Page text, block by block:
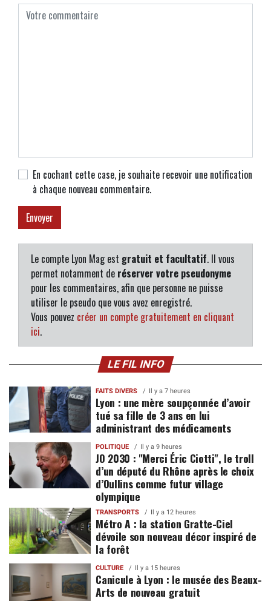
En cochant cette case, je souhaite recevoir une notification
à chaque nouveau commentaire.
Le compte Lyon Mag est gratuit et facultatif. Il vous
permet notamment de réserver votre pseudonyme
pour les commentaires, afin que personne ne puisse
utiliser le pseudo que vous avez enregistré.
Vous pouvez créer un compte gratuitement en cliquant
ici.
LE FIL INFO
FAITS DIVERS Il y a 7 heures
Lyon : une mère soupçonnée d’avoir
tué sa fille de 3 ans en lui
administrant des médicaments
POLITIQUE Il y a 9 heures
JO 2030 : "Merci Éric Ciotti", le troll
d’un député du Rhône après le choix
d’Oullins comme futur village
olympique
TRANSPORTS Il y a 12 heures
Métro A : la station Gratte-Ciel
dévoile son nouveau décor inspiré de
la forêt
CULTURE Il y a 15 heures
Canicule à Lyon : le musée des Beaux-
Arts de nouveau gratuit